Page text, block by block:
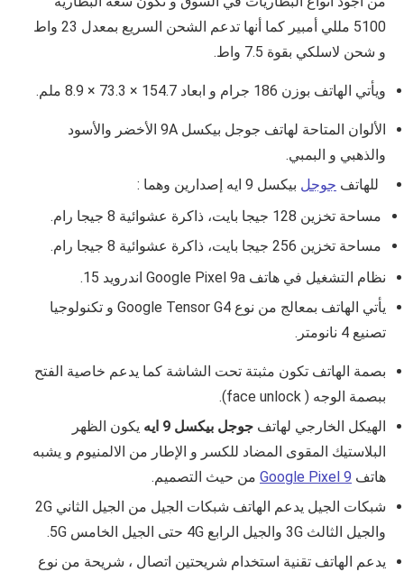
5100 مللي أمبير كما أنها تدعم الشحن السريع بمعدل
23 واط
و شحن لاسلكي بقوة 7.5 واط.
ويأتي الهاتف بوزن 186 جرام و ابعاد 154.7 × 73.3 × 8.9 ملم.
الألوان المتاحة لهاتف جوجل بيكسل 9A الأخضر والأسود
والذهبي و البمبي.
للهاتف جوجل بيكسل 9 ايه إصدارين وهما :
مساحة تخزين 128 جيجا بايت، ذاكرة عشوائية 8 جيجا رام.
مساحة تخزين 256 جيجا بايت، ذاكرة عشوائية 8 جيجا رام.
نظام التشغيل في هاتف Google Pixel 9a اندرويد 15
.
يأتي الهاتف بمعالج من نوع
Google Tensor G4 و تكنولوجيا
تصنيع 4 نانومتر.
بصمة الهاتف تكون مثبتة تحت الشاشة كما يدعم خاصية الفتح
ببصمة الوجه ( face unlock).
الهيكل الخارجي لهاتف جوجل بيكسل 9 ايه
يكون الظهر
البلاستيك المقوى المضاد للكسر و الإطار من الالمنيوم و يشبه
هاتف Google Pixel 9 من حيث التصميم.
شبكات الجيل يدعم الهاتف شبكات الجيل من الجيل الثاني 2G
والجيل الثالث 3G والجيل الرابع 4G حتى الجيل الخامس 5G.
يدعم الهاتف تقنية استخدام شريحتين اتصال ، شريحة من نوع